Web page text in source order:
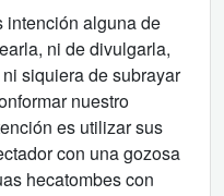
intención alguna de
ni de divulgarla,
siquiera de subrayar
nuestro
es utilizar sus
con una gozosa
hecatombes con